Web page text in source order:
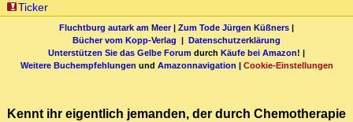
Ticker
Fluchtburg autark am Meer| Zum Tode Jürgen Küßners |
Bücher vom Kopp-Verlag | Datenschutzerklärung
Unterstützen Sie das Gelbe Forum durch Käufe bei Amazon! |
Weitere Buchempfehlungen und Amazonnavigation | Cookie-Einstellungen
Kennt ihr eigentlich jemanden, der durch Chemotherapie